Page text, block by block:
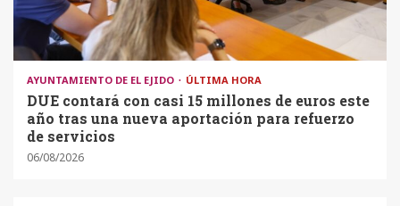
AYUNTAMIENTO DE EL EJIDO ÚLTIMA HORA
DUE contará con casi 15 millones de euros este
año tras una nueva aportación para refuerzo
de servicios
06/08/2026